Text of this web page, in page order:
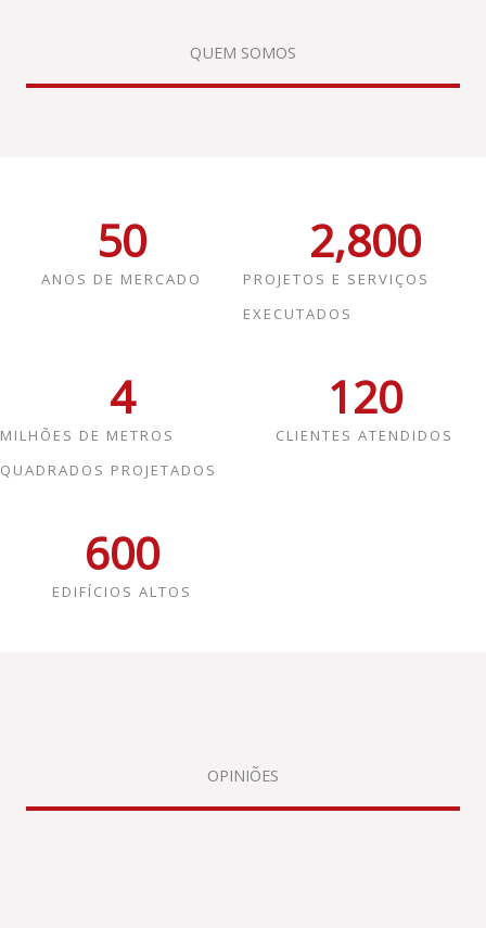
QUEM SOMOS
ANOS DE MERCADO
50
PROJETOS E SERVIÇOS
EXECUTADOS
2,800
MILHÕES DE METROS
QUADRADOS PROJETADOS
4
CLIENTES ATENDIDOS
120
EDIFÍCIOS ALTOS
600
OPINIÕES